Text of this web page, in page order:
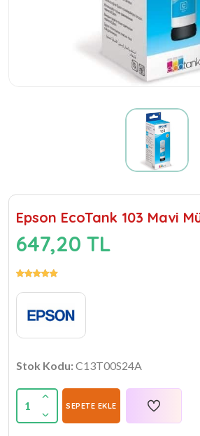
Epson EcoTank 103 Mavi
647,20 TL
Stok Kodu:C13T00S24A
1 SEPETE EKLE